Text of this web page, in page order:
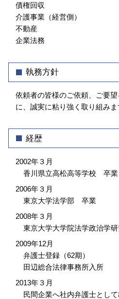
企業法務 弁護士 相談
債権回収
介護事業（経営側）
不動産
企業法務
執務方針
依頼者の皆様のご依頼、ご要
に、誠実に粘り強く取り組みま
経歴
2002年３月
香川県立高松高等学校 卒業
2006年３月
東京大学法学部 卒業
2008年３月
東京大学大学院法学政治学
2009年12月
弁護士登録（62期）
田辺総合法律事務所入所
2013年３月
民間企業へ社内弁護士として